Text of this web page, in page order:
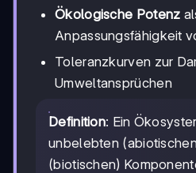
Ökologische Potenz
Anpassungsfähigkeit
Toleranzkurven zur
Umweltansprüchen
Definition: Ein
unbelebten
(biotischen)